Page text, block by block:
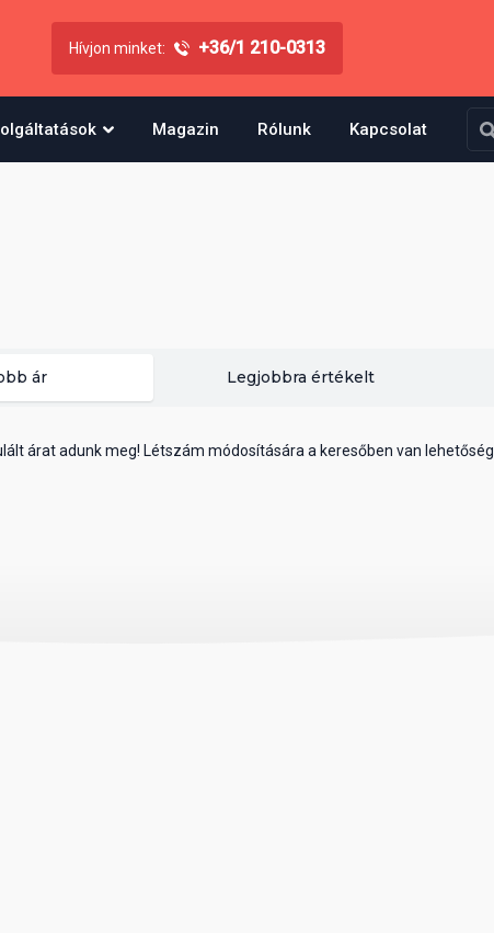
Hívjon minket: +36/1 210-0313
Magazin Rólunk Kapcsolat
ár Legjobbra értékelt
árat adunk meg! Létszám módosítására a keresőben van lehetőség.